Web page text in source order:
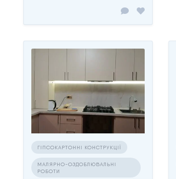
ГІПСОКАРТОННІ КОНСТРУКЦІЇ
МАЛЯРНО-ОЗДОБЛЮВАЛЬНІ
РОБОТИ